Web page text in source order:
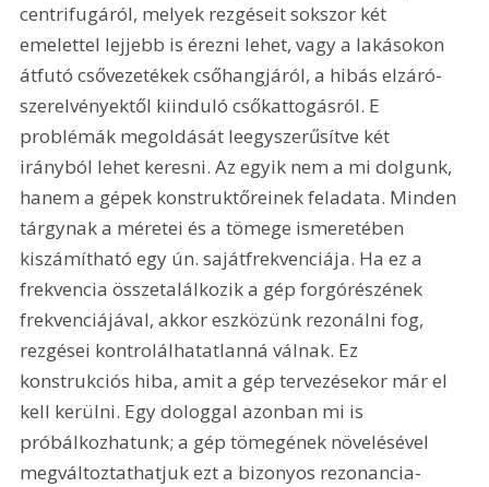
centrifugáról, melyek rezgéseit sokszor két
emelettel lejjebb is érezni lehet, vagy a lakásokon
átfutó csővezetékek csőhangjáról, a hibás elzáró-
szerelvényektől kiinduló csőkattogásról. E
problémák megoldását leegyszerűsítve két
irányból lehet keresni. Az egyik nem a mi dolgunk,
hanem a gépek konstruktőreinek feladata. Minden
tárgynak a méretei és a tömege ismeretében
kiszámítható egy ún. sajátfrekvenciája. Ha ez a
frekvencia összetalálkozik a gép forgórészének
frekvenciájával, akkor eszközünk rezonálni fog,
rezgései kontrolálhatatlanná válnak. Ez
konstrukciós hiba, amit a gép tervezésekor már el
kell kerülni. Egy dologgal azonban mi is
próbálkozhatunk; a gép tömegének növelésével
megváltoztathatjuk ezt a bizonyos rezonancia-